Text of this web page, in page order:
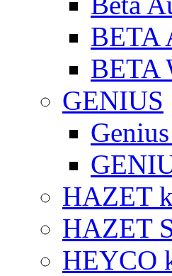
BETA
BETA
GENIUS
HAZET
HAZET
HEYCO